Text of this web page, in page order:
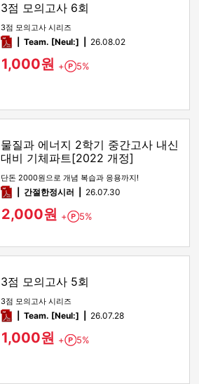
3점 모의고사 6회
3점 모의고사 시리즈
pdfTeam. [Neul:] 26.08.02
1,000원 + Point
5%
물질과 에너지 2학기 중간고사 내신
대비 기체파트[2022 개정]
단돈 2000원으로 개념 복습과 응용까지!
pdf간절한정시러 26.07.30
2,000원 + Point
5%
3점 모의고사 5회
3점 모의고사 시리즈
pdfTeam. [Neul:] 26.07.28
1,000원 + Point
5%